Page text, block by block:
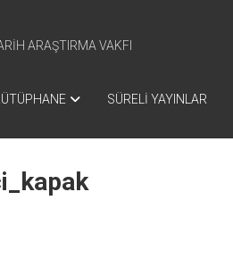
ARAŞTIRMA VAKFI
SÜRELİ YAYINLAR